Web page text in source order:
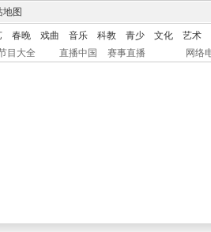
地图
春晚 戏曲 音乐 科教 青少 文化
艺术
目大全 直播中国 赛事直播 网络